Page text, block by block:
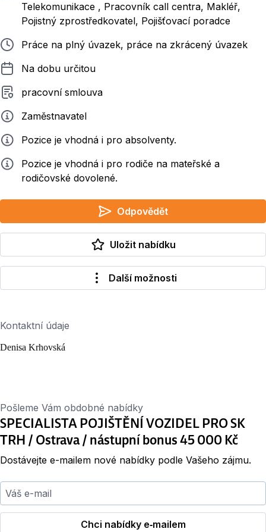
Telekomunikace , Pracovník call centra, Makléř,
Pojistný zprostředkovatel, Pojišťovací poradce
Typ pracovního poměru
Práce na plný úvazek, práce na zkrácený úvazek
Délka pracovního poměru
Na dobu určitou
Typ smluvního vztahu
pracovní smlouva
ZadavatelZaměstnavatel
Info Pozice je vhodná i pro absolventy.
Info
Pozice je vhodná i pro rodiče na mateřské a
rodičovské dovolené.
Odpovědět
Uložit nabídku
Další možnosti
Kontaktní údaje
Denisa Krhovská
Pošleme Vám obdobné nabídky
SPECIALISTA POJIŠTĚNÍ VOZIDEL PRO SK
TRH / Ostrava / nástupní bonus 45 000 Kč
Dostávejte e-mailem nové nabídky podle Vašeho zájmu.
Váš e-mail
Chci nabídky e‑mailem